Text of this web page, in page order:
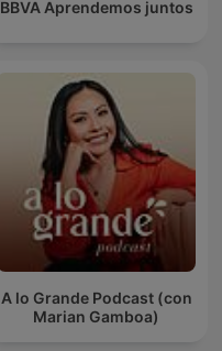
BBVA Aprendemos juntos
A lo Grande Podcast (con
Marian Gamboa)